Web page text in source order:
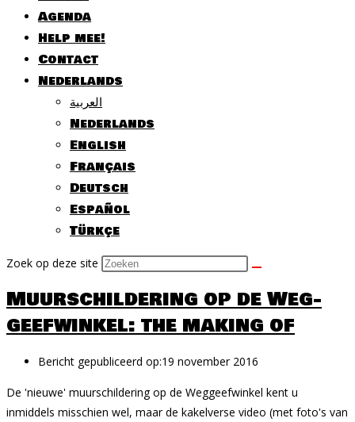
Agenda
Help mee!
Contact
Nederlands
العربية
Nederlands
English
Français
Deutsch
Español
Türkçe
Zoek op deze site
Muur­schil­dering op de Weg­
geef­winkel: the making of
Bericht gepubliceerd op:19 november 2016
De 'nieuwe' muur­schil­dering op de Weg­geef­winkel kent u
inmiddels misschien wel, maar de kakel­verse video (met foto's van